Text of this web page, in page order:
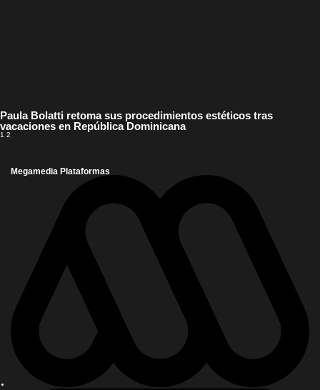
Paula Bolatti retoma sus procedimientos estéticos tras
vacaciones en República Dominicana
1 2
Megamedia Plataformas